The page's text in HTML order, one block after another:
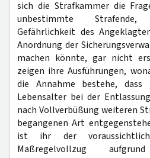
sich die Strafkammer die
unbestimmte
Gefährlichkeit des
Anordnung der
machen könnte, gar nicht
zeigen ihre Ausführungen,
die Annahme bestehe, dass
Lebensalter bei der
nach Vollverbüßung weiteren
begangenen Art
ist ihr der voraussichtlich
Maßregelvollzug